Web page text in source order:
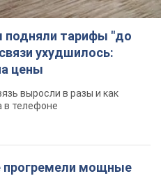
тарифы "до
ухудшилось:
цены
выросли в разы и как
в телефоне
прогремели мощные